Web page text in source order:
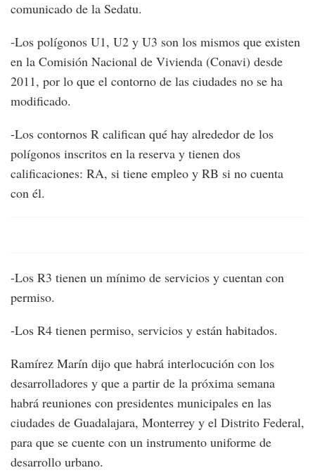
comunicado de la Sedatu.
-Los polígonos U1, U2 y U3 son los mismos que existen
en la Comisión Nacional de Vivienda (Conavi) desde
2011, por lo que el contorno de las ciudades no se ha
modificado.
-Los contornos R califican qué hay alrededor de los
polígonos inscritos en la reserva y tienen dos
calificaciones: RA, si tiene empleo y RB si no cuenta
con él.
-Los R3 tienen un mínimo de servicios y cuentan con
permiso.
-Los R4 tienen permiso, servicios y están habitados.
Ramírez Marín dijo que habrá interlocución con los
desarrolladores y que a partir de la próxima semana
habrá reuniones con presidentes municipales en las
ciudades de Guadalajara, Monterrey y el Distrito Federal,
para que se cuente con un instrumento uniforme de
desarrollo urbano.